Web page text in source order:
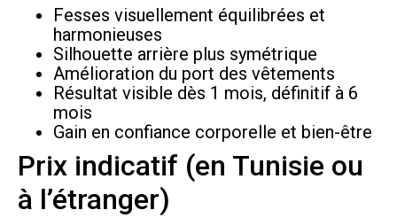
Fesses visuellement équilibrées et
harmonieuses
Silhouette arrière plus symétrique
Amélioration du port des vêtements
Résultat visible dès 1 mois, définitif à 6
mois
Gain en confiance corporelle et bien-être
Prix indicatif (en Tunisie ou
à l’étranger)